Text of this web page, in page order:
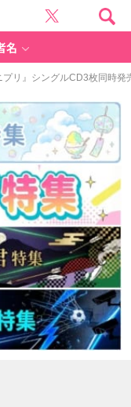
名
リ』シングルCD3枚同時発